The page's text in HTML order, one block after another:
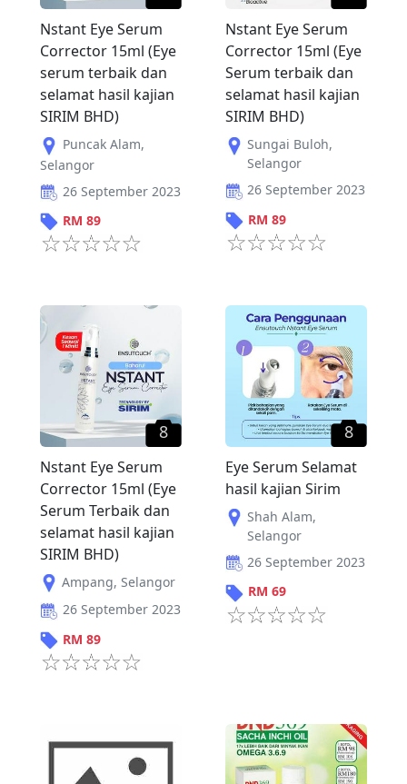
Nstant Eye Serum
Corrector 15ml (Eye
serum terbaik dan
selamat hasil kajian
SIRIM BHD)
Puncak Alam,
Selangor
26 September 2023
RM 89
Nstant Eye Serum
Corrector 15ml (Eye
Serum terbaik dan
selamat hasil kajian
SIRIM BHD)
Sungai Buloh,
Selangor
26 September 2023
RM 89
8
Nstant Eye Serum
Corrector 15ml (Eye
Serum Terbaik dan
selamat hasil kajian
SIRIM BHD)
Ampang, Selangor
26 September 2023
RM 89
8
Eye Serum Selamat
hasil kajian Sirim
Shah Alam,
Selangor
26 September 2023
RM 69